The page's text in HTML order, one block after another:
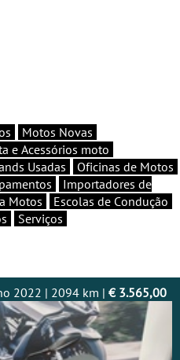
Motos Novas
e Acessórios moto
Usadas
Oficinas de Motos
Importadores de
Motos
Escolas de Condução
Serviços
2022 | 2094 km | € 3.565,00